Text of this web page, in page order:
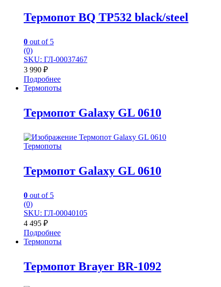
Термопот BQ TP532 black/steel
0 out of 5
(0)
SKU: ГЛ-00037467
3 990 ₽
Подробнее
Термопоты
Термопот Galaxy GL 0610
Термопоты
Термопот Galaxy GL 0610
0 out of 5
(0)
SKU: ГЛ-00040105
4 495 ₽
Подробнее
Термопоты
Термопот Brayer BR-1092